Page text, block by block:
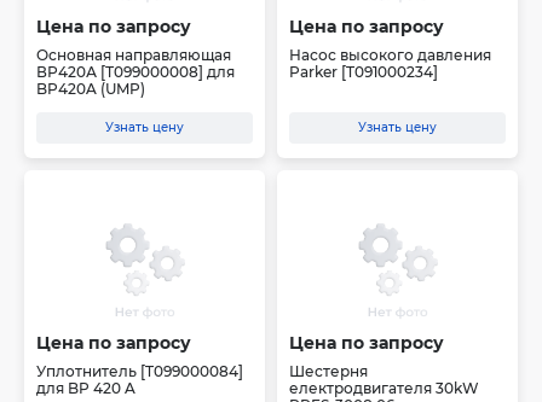
Цена по запросу
Основная направляющая
ВР420А [Т099000008] для
BP420A (UMP)
Узнать цену
Цена по запросу
Насос высокого давления
Parker [T091000234]
Узнать цену
Цена по запросу
Уплотнитель [T099000084]
для BP 420 A
Цена по запросу
Шестерня
електродвигателя 30kW